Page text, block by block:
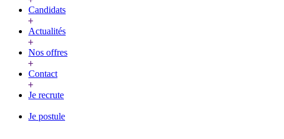
Candidats
Actualités
Nos offres
Contact
Je recrute
Je postule